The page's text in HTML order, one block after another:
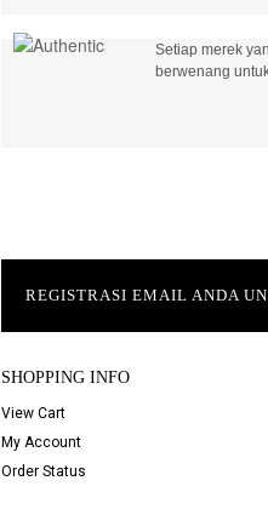
Setiap merek
berwenang
REGISTRASI EMAIL ANDA
SHOPPING INFO
View Cart
My Account
Order Status